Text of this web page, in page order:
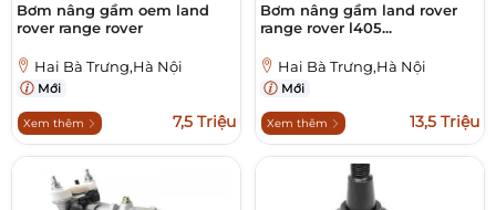
Bơm nâng gầm oem land
rover range rover
Hai Bà Trưng,Hà Nội
Mới
Xem thêm 7,5 Triệu
Bơm nâng gầm land rover
range rover l405...
Hai Bà Trưng,Hà Nội
Mới
Xem thêm 13,5 Triệu